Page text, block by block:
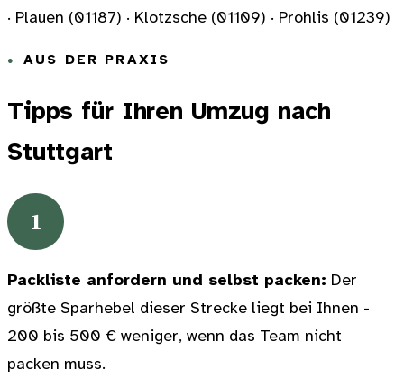
· Plauen (01187) · Klotzsche (01109) · Prohlis (01239)
AUS DER PRAXIS
Tipps für Ihren Umzug nach
Stuttgart
1
Packliste anfordern und selbst packen: Der
größte Sparhebel dieser Strecke liegt bei Ihnen -
200 bis 500 € weniger, wenn das Team nicht
packen muss.